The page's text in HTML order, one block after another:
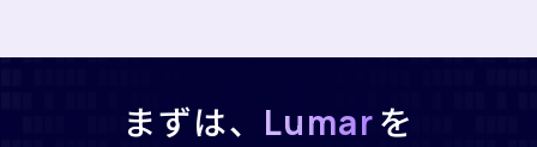
まずは、 Lumarを